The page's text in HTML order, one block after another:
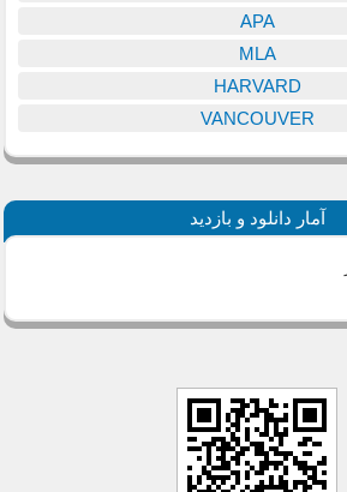
APA
MLA
HARVARD
VANCOUVER
آمار دانلود و بازدید